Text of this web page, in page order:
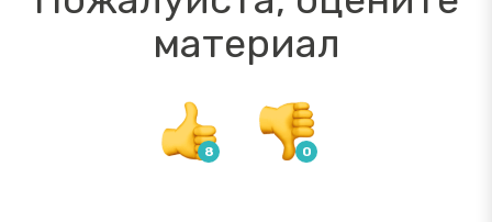
материал